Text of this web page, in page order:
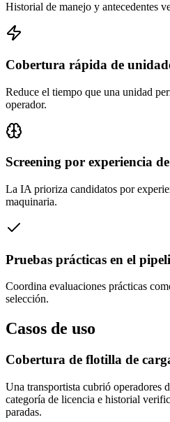
Historial de manejo y antecedentes
Cobertura rápida de
Reduce el tiempo que una unidad
operador.
Screening por experiencia
La IA prioriza candidatos por
maquinaria.
Pruebas prácticas en el
Coordina evaluaciones prácticas
selección.
Casos de uso
Cobertura de flotilla de
Una transportista cubrió operadores
categoría de licencia e historial
paradas.